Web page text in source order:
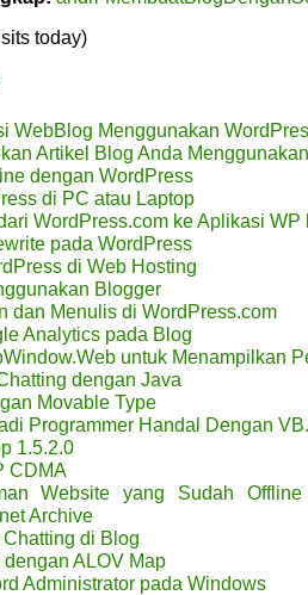
today)
WebBlog Menggunakan
Artikel Blog Anda
dengan WordPress
di PC atau Laptop
WordPress.com ke Aplikasi WP
pada WordPress
di Web Hosting
Blogger
dan Menulis di WordPress.com
Analytics pada Blog
untuk Menampilkan
dengan Java
Movable Type
Programmer Handal Dengan
1.5.2.0
CDMA
Website yang Sudah Offline
Archive
di Blog
ALOV Map
Administrator pada Windows